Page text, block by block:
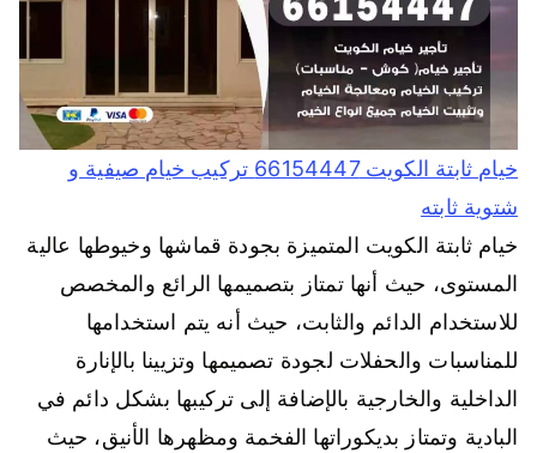
خيام ثابتة الكويت 66154447 تركيب خيام صيفية و
شتوية ثابته
خيام ثابتة الكويت المتميزة بجودة قماشها وخيوطها عالية
المستوى، حيث أنها تمتاز بتصميمها الرائع والمخصص
للاستخدام الدائم والثابت، حيث أنه يتم استخدامها
للمناسبات والحفلات لجودة تصميمها وتزيينا بالإنارة
الداخلية والخارجية بالإضافة إلى تركيبها بشكل دائم في
البادية وتمتاز بديكوراتها الفخمة ومظهرها الأنيق، حيث